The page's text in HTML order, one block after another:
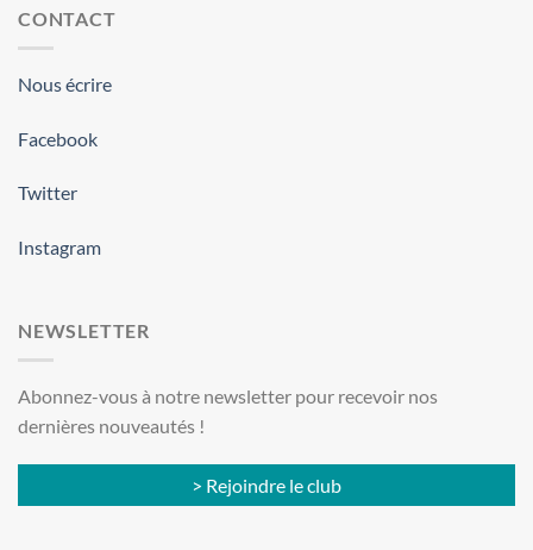
CONTACT
Nous écrire
Facebook
Twitter
Instagram
NEWSLETTER
Abonnez-vous à notre newsletter pour recevoir nos
dernières nouveautés !
> Rejoindre le club